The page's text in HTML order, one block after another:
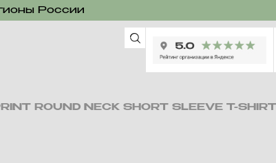
России
ROUND NECK SHORT SLEEVE T-